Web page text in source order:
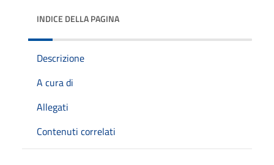
INDICE DELLA PAGINA
Descrizione
A cura di
Allegati
Contenuti correlati